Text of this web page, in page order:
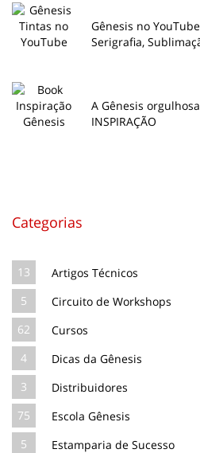
Gênesis no
Serigrafia,
A Gênesis
INSPIRAÇÃO
Categorias
13
Artigos Técnicos
5
Circuito de Workshops
62
Cursos
4
Dicas da Gênesis
3
Distribuidores
75
Escola Gênesis
5
Estamparia de Sucesso